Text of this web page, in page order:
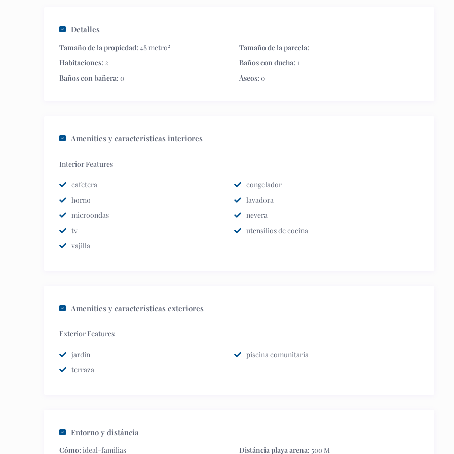
Detalles
Tamaño de la propiedad: 48 metro2
Tamaño de la parcela:
Habitaciones: 2 Baños con ducha: 1
Baños con bañera: 0 Aseos: 0
Amenities y características interiores
Interior Features
cafetera
congelador
horno
lavadora
microondas
nevera
tv
utensilios de cocina
vajilla
Amenities y características exteriores
Exterior Features
jardin
piscina comunitaria
terraza
Entorno y distáncia
Cómo: ideal-familias Distáncia playa arena: 500 M